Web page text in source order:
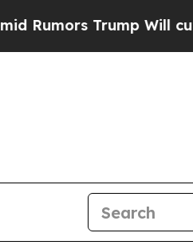
Trump Will cut Pirro